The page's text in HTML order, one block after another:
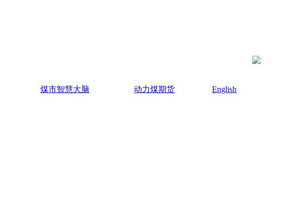
煤市智慧大脑 动力煤期货
English